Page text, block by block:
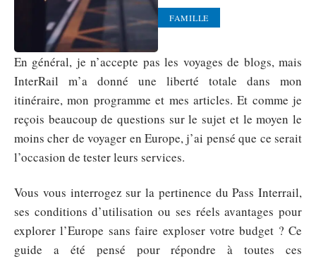
FAMILLE
En général, je n’accepte pas les voyages de blogs, mais
InterRail m’a donné une liberté totale dans mon
itinéraire, mon programme et mes articles. Et comme je
reçois beaucoup de questions sur le sujet et le moyen le
moins cher de voyager en Europe, j’ai pensé que ce serait
l’occasion de tester leurs services.
Vous vous interrogez sur la pertinence du Pass Interrail,
ses conditions d’utilisation ou ses réels avantages pour
explorer l’Europe sans faire exploser votre budget ? Ce
guide a été pensé pour répondre à toutes ces